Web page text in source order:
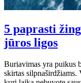
5 paprasti
jūros ligos
Buriavimas yra puikus
skirtas silpnaširdžiams.